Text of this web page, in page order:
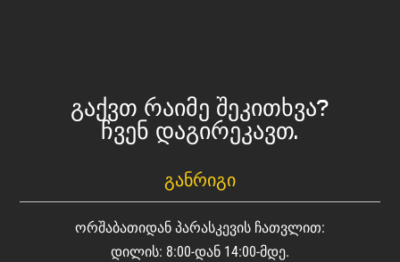
გაქვთ რაიმე შეკითხვა?
ჩვენ დაგირეკავთ.
ᲒᲐᲜᲠᲘᲒᲘ
ორშაბათიდან პარასკევის ჩათვლით:
დილის: 8:00-დან 14:00-მდე.